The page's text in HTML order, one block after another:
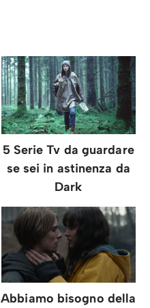
5 Serie Tv da guardare
se sei in astinenza da
Dark
Abbiamo bisogno della